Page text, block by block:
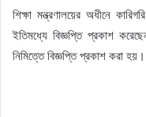
শিক্ষা মন্ত্রণালয়ের অধীনে
ইতিমধ্যে বিজ্ঞপ্তি প্রকাশ
নিমিত্তে বিজ্ঞপ্তি প্রকাশ করা হয়।